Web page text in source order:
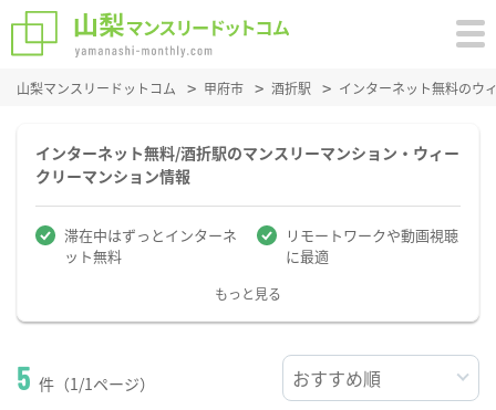
山梨マンスリードットコム 甲府市 酒折駅 インターネット無料のウ
インターネット無料/酒折駅のマンスリーマンション・ウィー
クリーマンション情報
滞在中はずっとインターネ
ット無料
リモートワークや動画視聴
に最適
もっと見る
5 件（1/1ページ）